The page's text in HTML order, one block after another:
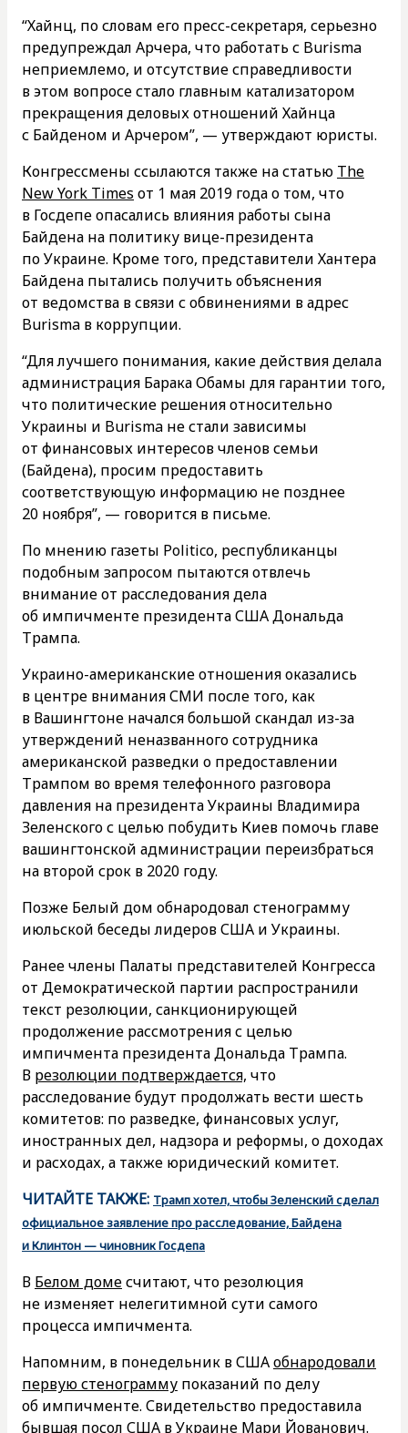
“Хайнц, по словам его пресс-секретаря, серьезно
предупреждал Арчера, что работать с Burisma
неприемлемо, и отсутствие справедливости
в этом вопросе стало главным катализатором
прекращения деловых отношений Хайнца
с Байденом и Арчером”, — утверждают юристы.
Конгрессмены ссылаются также на статью The
New York Times от 1 мая 2019 года о том, что
в Госдепе опасались влияния работы сына
Байдена на политику вице-президента
по Украине. Кроме того, представители Хантера
Байдена пытались получить объяснения
от ведомства в связи с обвинениями в адрес
Burisma в коррупции.
“Для лучшего понимания, какие действия делала
администрация Барака Обамы для гарантии того,
что политические решения относительно
Украины и Burisma не стали зависимы
от финансовых интересов членов семьи
(Байдена), просим предоставить
соответствующую информацию не позднее
20 ноября”, — говорится в письме.
По мнению газеты Politico, республиканцы
подобным запросом пытаются отвлечь
внимание от расследования дела
об импичменте президента США Дональда
Трампа.
Украино-американские отношения оказались
в центре внимания СМИ после того, как
в Вашингтоне начался большой скандал из-за
утверждений неназванного сотрудника
американской разведки о предоставлении
Трампом во время телефонного разговора
давления на президента Украины Владимира
Зеленского с целью побудить Киев помочь главе
вашингтонской администрации переизбраться
на второй срок в 2020 году.
Позже Белый дом обнародовал стенограмму
июльской беседы лидеров США и Украины.
Ранее члены Палаты представителей Конгресса
от Демократической партии распространили
текст резолюции, санкционирующей
продолжение рассмотрения с целью
импичмента президента Дональда Трампа.
В резолюции подтверждается, что
расследование будут продолжать вести шесть
комитетов: по разведке, финансовых услуг,
иностранных дел, надзора и реформы, о доходах
и расходах, а также юридический комитет.
ЧИТАЙТЕ ТАКЖЕ: Трамп хотел, чтобы Зеленский сделал
официальное заявление про расследование, Байдена
и Клинтон — чиновник Госдепа
В Белом домесчитают, что резолюция
не изменяет нелегитимной сути самого
процесса импичмента.
Напомним, в понедельник в СШАобнародовали
первую стенограмму показаний по делу
об импичменте. Свидетельство предоставила
бывшая посол США в Украине Мари Йованович.